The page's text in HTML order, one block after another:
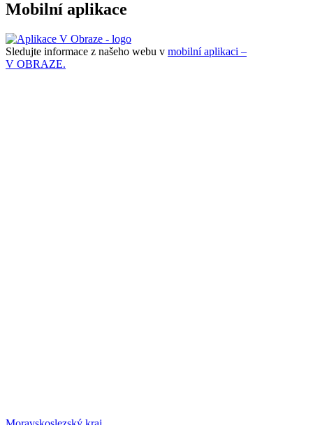
Mobilní aplikace
Sledujte informace z našeho webu v mobilní aplikaci –
V OBRAZE.